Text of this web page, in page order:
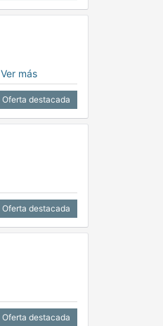
Ver más
Oferta destacada
Oferta destacada
Oferta destacada